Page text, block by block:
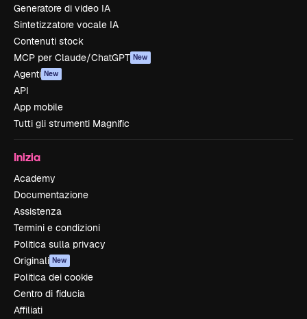
Generatore di video IA
Sintetizzatore vocale IA
Contenuti stock
MCP per Claude/ChatGPT New
Agenti New
API
App mobile
Tutti gli strumenti Magnific
Inizia
Academy
Documentazione
Assistenza
Termini e condizioni
Politica sulla privacy
Originali New
Politica dei cookie
Centro di fiducia
Affiliati